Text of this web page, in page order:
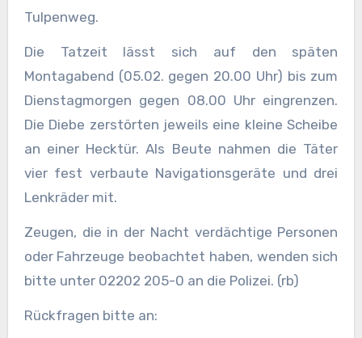
Tulpenweg.
Die Tatzeit lässt sich auf den späten
Montagabend (05.02. gegen 20.00 Uhr) bis zum
Dienstagmorgen gegen 08.00 Uhr eingrenzen.
Die Diebe zerstörten jeweils eine kleine Scheibe
an einer Hecktür. Als Beute nahmen die Täter
vier fest verbaute Navigationsgeräte und drei
Lenkräder mit.
Zeugen, die in der Nacht verdächtige Personen
oder Fahrzeuge beobachtet haben, wenden sich
bitte unter 02202 205-0 an die Polizei. (rb)
Rückfragen bitte an: